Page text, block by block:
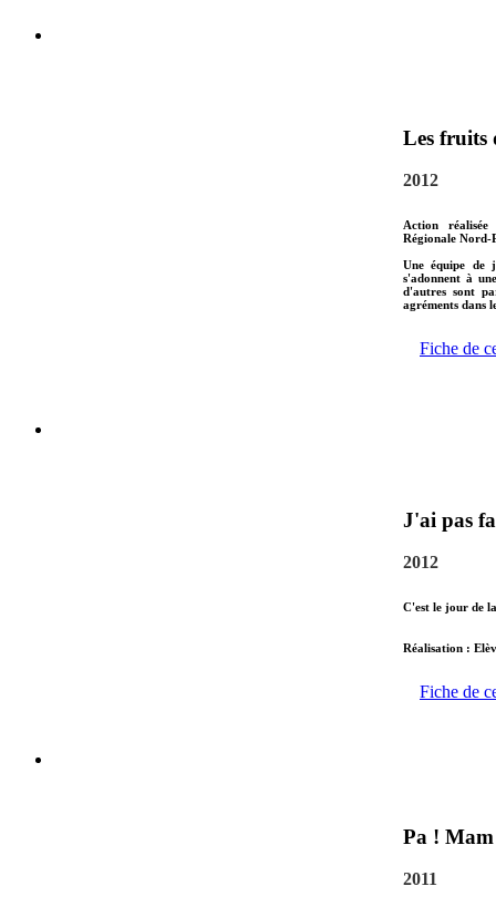
Les fruits
2012
Action
Régionale Nord-
Une équipe de
s'adonnent à
d'autres sont
agréments dans
Fiche de
J'ai pas
2012
C'est le jour de
Réalisation :
Fiche de
Pa !
2011